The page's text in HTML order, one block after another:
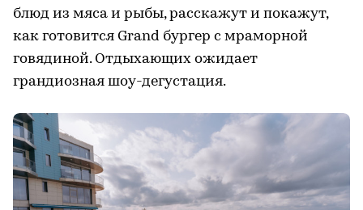
блюд из мяса и рыбы, расскажут и покажут,
как готовится Grand бургер с мраморной
говядиной. Отдыхающих ожидает
грандиозная шоу-дегустация.